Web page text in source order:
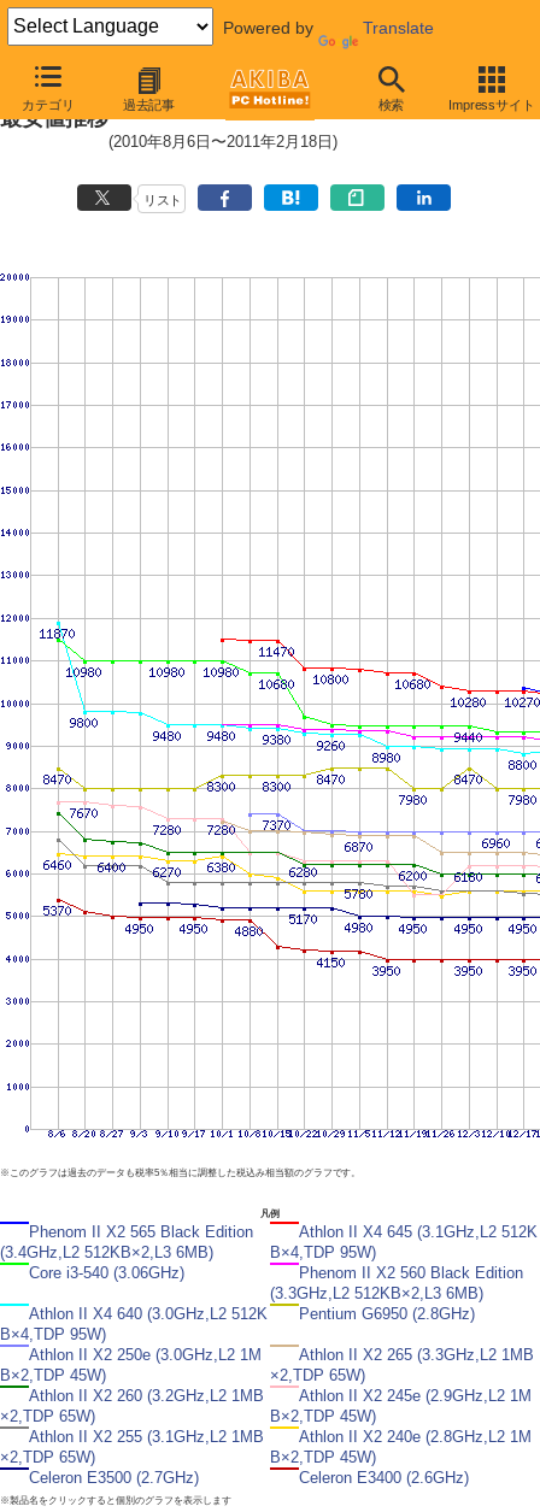
Powered by Translate
カテゴリ 過去記事 検索 Impressサイト
CPU主要製品(最安値1万円未満)の
最安値推移
(2010年8月6日〜2011年2月18日)
リスト
※このグラフは過去のデータも税率5％相当に調整した税込み相当額のグラフです。
凡例
Phenom II X2 565 Black Edition
(3.4GHz,L2 512KB×2,L3 6MB)
Athlon II X4 645 (3.1GHz,L2 512K
B×4,TDP 95W)
Core i3-540 (3.06GHz)
Phenom II X2 560 Black Edition
(3.3GHz,L2 512KB×2,L3 6MB)
Athlon II X4 640 (3.0GHz,L2 512K
B×4,TDP 95W)
Pentium G6950 (2.8GHz)
Athlon II X2 250e (3.0GHz,L2 1M
B×2,TDP 45W)
Athlon II X2 265 (3.3GHz,L2 1MB
×2,TDP 65W)
Athlon II X2 260 (3.2GHz,L2 1MB
×2,TDP 65W)
Athlon II X2 245e (2.9GHz,L2 1M
B×2,TDP 45W)
Athlon II X2 255 (3.1GHz,L2 1MB
×2,TDP 65W)
Athlon II X2 240e (2.8GHz,L2 1M
B×2,TDP 45W)
Celeron E3500 (2.7GHz)
Celeron E3400 (2.6GHz)
※製品名をクリックすると個別のグラフを表示します